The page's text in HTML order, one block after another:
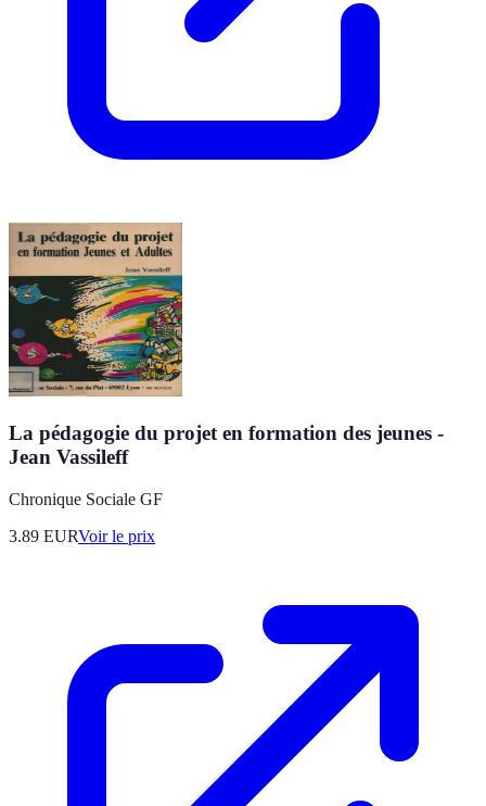
La pédagogie du projet en formation des jeunes -
Jean Vassileff
Chronique Sociale GF
3.89 EURVoir le prix